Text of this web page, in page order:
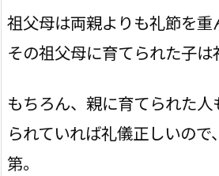
祖父母は両親よりも礼節を重
その祖父母に育てられた子は
もちろん、親に育てられた
られていれば礼儀正しいので
第。